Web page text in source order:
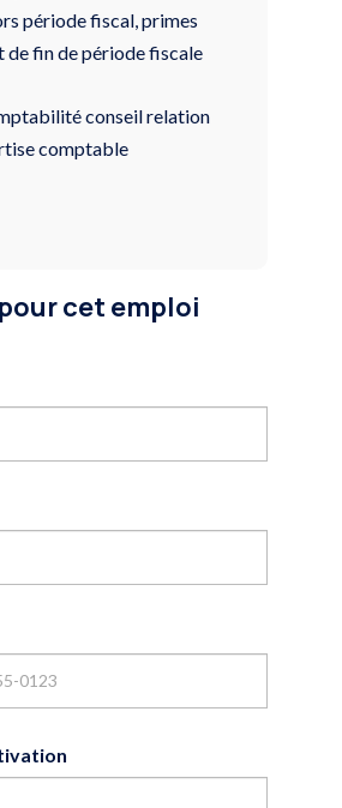
période fiscal, primes
de fin de période fiscale
conseil relation
comptable
cet emploi